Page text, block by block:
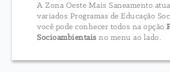
A Zona Oeste Mais Saneamento
variados Programas de Educação
você pode conhecer todos na opção
Socioambientais no menu ao lado.